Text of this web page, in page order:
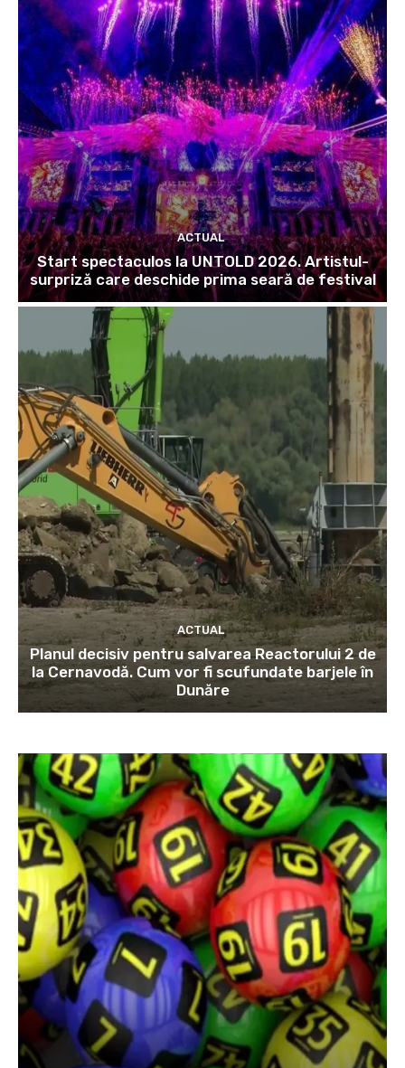
ACTUAL
Start spectaculos la UNTOLD 2026. Artistul-
surpriză care deschide prima seară de festival
ACTUAL
Planul decisiv pentru salvarea Reactorului 2 de
la Cernavodă. Cum vor fi scufundate barjele în
Dunăre